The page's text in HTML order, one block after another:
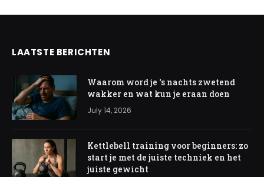
LAATSTE BERICHTEN
Waarom word je ‘s nachts zwetend
wakker en wat kun je eraan doen
July 14, 2026
Kettlebell training voor beginners: zo
start je met de juiste techniek en het
juiste gewicht